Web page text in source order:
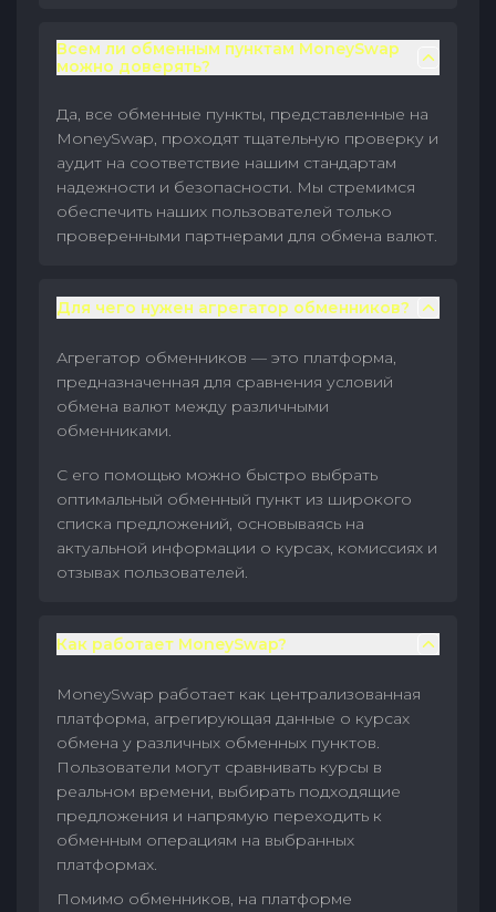
Всем ли обменным пунктам MoneySwap
можно доверять?
Да, все обменные пункты, представленные на
MoneySwap, проходят тщательную проверку и
аудит на соответствие нашим стандартам
надежности и безопасности. Мы стремимся
обеспечить наших пользователей только
проверенными партнерами для обмена валют.
Для чего нужен агрегатор обменников?
Агрегатор обменников — это платформа,
предназначенная для сравнения условий
обмена валют между различными
обменниками.
С его помощью можно быстро выбрать
оптимальный обменный пункт из широкого
списка предложений, основываясь на
актуальной информации о курсах, комиссиях и
отзывах пользователей.
Как работает MoneySwap?
MoneySwap работает как централизованная
платформа, агрегирующая данные о курсах
обмена у различных обменных пунктов.
Пользователи могут сравнивать курсы в
реальном времени, выбирать подходящие
предложения и напрямую переходить к
обменным операциям на выбранных
платформах.
Помимо обменников, на платформе